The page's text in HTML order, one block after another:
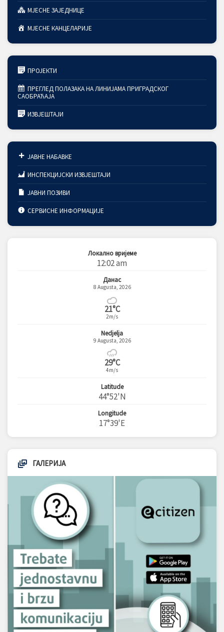
МЈЕСНЕ ЗАЈЕДНИЦЕ
МЈЕСНЕ КАНЦЕЛАРИЈЕ
ПРОЈЕКТИ
ПРЕГЛЕД ПОЛАЗАКА НА ЛИНИЈАМА ПРИГРАДСКОГ
САОБРАЋАЈА
ИЗВЈЕШТАЈИ
ЈАВНЕ НАБАВКЕ
ИНСПЕКЦИЈСКИ ИЗВЈЕШТАЈИ
ЈАВНИ ПОЗИВИ
СЕРВИСНЕ ИНФОРМАЦИЈЕ
Локално вријеме
12:02 am
Данас
8 Augusta, 2026
21°C
2m/s
Nedjelja
9 Augusta, 2026
29°C
4m/s
Latitude
44°52'N
Longitude
17°39'E
ГАЛЕРИЈА